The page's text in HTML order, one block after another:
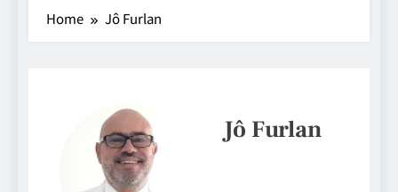
Home Jô Furlan
Jô Furlan